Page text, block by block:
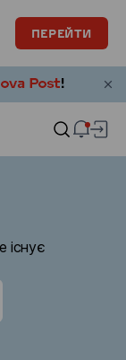
ПЕРЕЙТИ
існує